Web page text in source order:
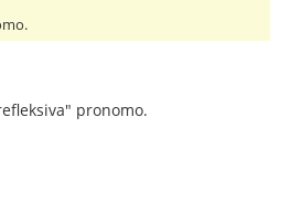
pronomo.